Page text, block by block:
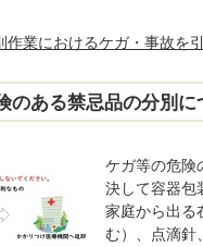
作業におけるケガ・事故を
のある禁忌品の分別に
ケガ等の危険
決して容器包
家庭から出る
む）、点滴針